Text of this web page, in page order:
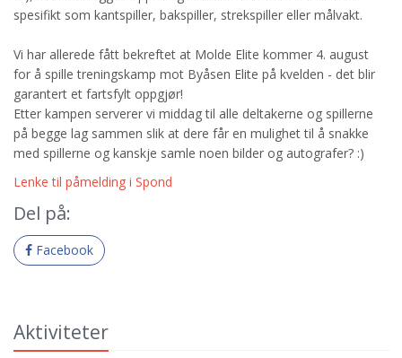
spesifikt som kantspiller, bakspiller, strekspiller eller målvakt.
Vi har allerede fått bekreftet at Molde Elite kommer 4. august
for å spille treningskamp mot Byåsen Elite på kvelden - det blir
garantert et fartsfylt oppgjør!
Etter kampen serverer vi middag til alle deltakerne og spillerne
på begge lag sammen slik at dere får en mulighet til å snakke
med spillerne og kanskje samle noen bilder og autografer? :)
Lenke til påmelding i Spond
Del på:
Facebook
Aktiviteter